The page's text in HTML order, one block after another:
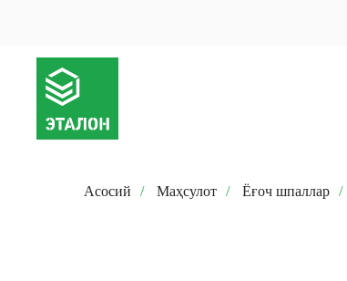
Асосий / Маҳсулот / Ёғоч шпаллар /